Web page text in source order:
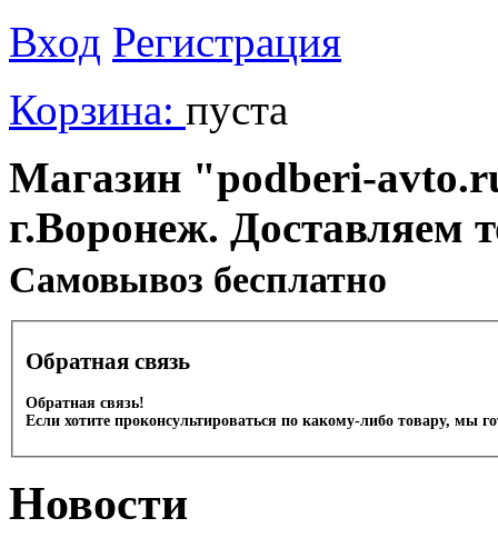
Вход Регистрация
Корзина: пуста
Магазин "podberi-
г.Воронеж. Доставляем
Cамовывоз бесплатно
Обратная связь
Обратная связь!
Если хотите проконсультироваться по какому-либо товару, мы
Новости